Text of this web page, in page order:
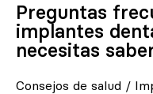
Preguntas
implantes
necesitas
Consejos de salud /